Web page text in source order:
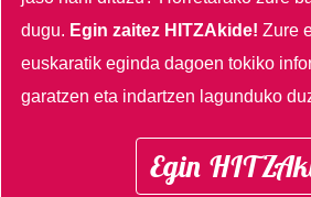
dugu. Egin zaitez HITZAkide!Zure
euskaratik eginda dagoen tokiko
garatzen eta indartzen lagunduko
Egin